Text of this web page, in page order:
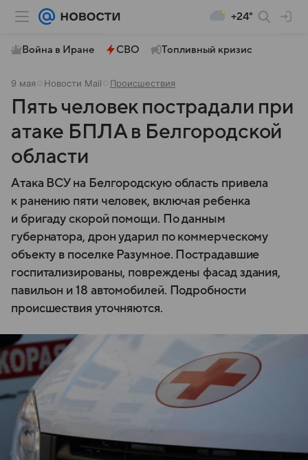
+24°
Война в Иране СВО Топливный кризис
9 мая Новости Mail Происшествия
Пять человек пострадали при
атаке БПЛА в Белгородской
области
Атака ВСУ на Белгородскую область привела
к ранению пяти человек, включая ребенка
и бригаду скорой помощи. По данным
губернатора, дрон ударил по коммерческому
объекту в поселке Разумное. Пострадавшие
госпитализированы, повреждены фасад здания,
павильон и 18 автомобилей. Подробности
происшествия уточняются.